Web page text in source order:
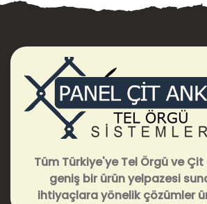
Tüm Türkiye'ye Tel Örgü ve
geniş bir ürün yelpazesi
ihtiyaçlara yönelik çözümler